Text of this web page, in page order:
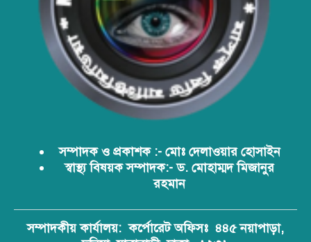
আবারো ডিএনসি নোয়াখালী কর্তৃক
বিপুল পরিমান ইয়াবা ও গাঁজা উদ্ধার
ইয়াবা উদ্ধার
ডিএনসি যশোর কর্তৃক ৩০ হাজার পিস
ইয়াবা উদ্ধার
সম্পাদক ও প্রকাশক :- মোঃ দেলাওয়ার হোসাইন
স্বাস্থ্য বিষয়ক সম্পাদক:- ড. মোহাম্মদ মিজানুর
রহমান
সম্পাদকীয় কার্যালয়: কর্পোরেট অফিসঃ ৪৪৫ নয়াপাড়া,